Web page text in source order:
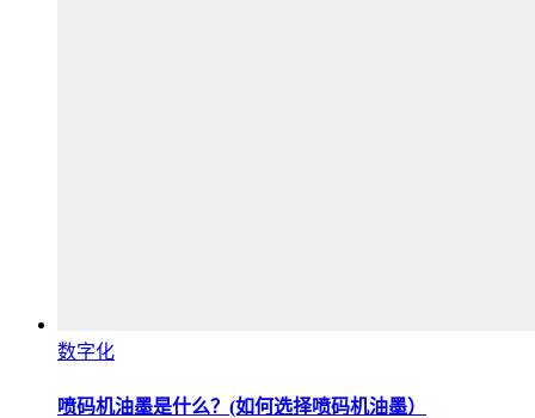
数字化
喷码机油墨是什么？(如何选择喷码机油墨）